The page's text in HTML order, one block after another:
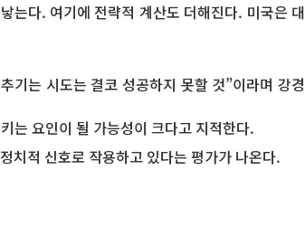
는다. 여기에 전략적 계산도 더해진다. 미국은 대
기는 시도는 결코 성공하지 못할 것”이라며 강경
는 요인이 될 가능성이 크다고 지적한다.
치적 신호로 작용하고 있다는 평가가 나온다.